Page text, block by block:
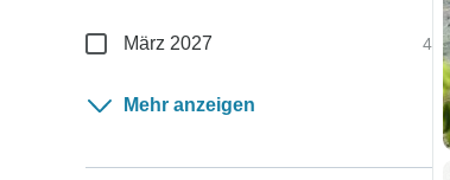
März 2027 4
Mehr anzeigen